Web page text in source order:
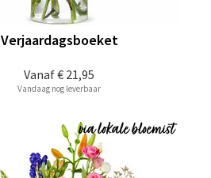
Vanaf€ 21,95
Verjaardagsboeket
Vandaag nog leverbaar